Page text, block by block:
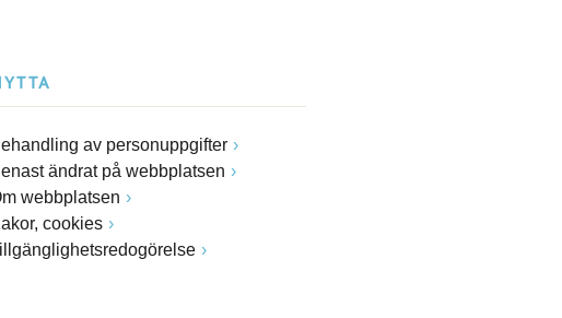
av personuppgifter
ändrat på webbplatsen
webbplatsen
cookies